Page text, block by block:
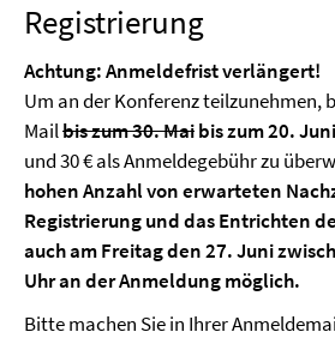
Registrierung
Achtung: Anmeldefrist verlängert!
Um an der Konferenz teilzunehmen,
Mailbis zum 30. Maibis zum 20. Juni
und 30 € als Anmeldegebühr zu
hohen Anzahl von erwarteten
Registrierung und das Entrichten
auch am Freitag den 27. Juni
Uhr an der Anmeldung möglich.
Bitte machen Sie in Ihrer